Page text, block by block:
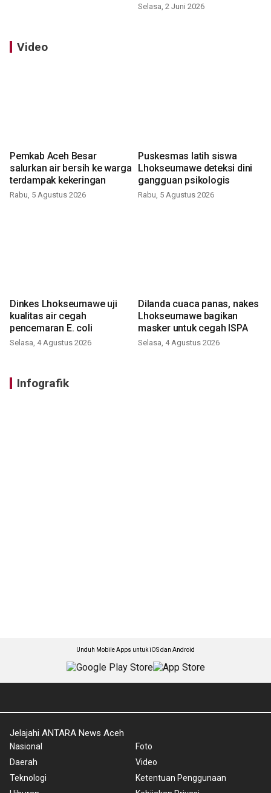
Selasa, 2 Juni 2026
Video
Pemkab Aceh Besar
salurkan air bersih ke warga
terdampak kekeringan
Rabu, 5 Agustus 2026
Puskesmas latih siswa
Lhokseumawe deteksi dini
gangguan psikologis
Rabu, 5 Agustus 2026
Dinkes Lhokseumawe uji
kualitas air cegah
pencemaran E. coli
Selasa, 4 Agustus 2026
Dilanda cuaca panas, nakes
Lhokseumawe bagikan
masker untuk cegah ISPA
Selasa, 4 Agustus 2026
Infografik
Unduh Mobile Apps untuk iOS dan Android
Jelajahi ANTARA News Aceh
Nasional
Daerah
Teknologi
Foto
Video
Ketentuan Penggunaan